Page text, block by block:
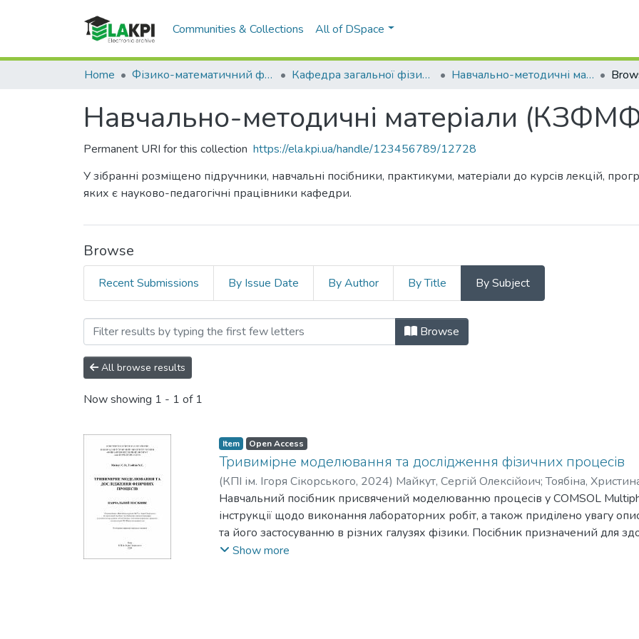
Communities & Collections All of DSpace
Home Фізико-математичний факультет (ФМФ) Кафедра загальної фізики та моделювання фізичних процесів (КЗФМФП) Навчально-методичні матеріали (КЗФМФП)
Навчально-методичні матеріали
Permanent URI for this collection https://ela.kpi.ua/handle/123456789/12728
У зібранні розміщено підручники, навчальні посібники, практикуми, матеріали до курсів лекцій,
яких є науково-педагогічні працівники кафедри.
Browse
Recent Submissions By Issue Date By Author By Title By Subject
Browsing Навчально-методичні матеріали (КЗФМФП) by
Browse
All browse results
Now showing 1 - 1 of 1
Item Open Access
Тривимірне моделювання та дослідження фізичних процесів
(КПІ ім. Ігоря Сікорського, 2024) Майкут, Сергій Олексійоич;Тоябіна,
Навчальний посібник присвячений моделюванню процесів у COMSOL
інструкції щодо виконання лабораторних робіт, а також приділено увагу
та його застосуванню в різних галузях фізики. Посібник призначений для
спеціальністю «Комп’ютерне моделювання фізичних процесів», а також буде
Show more